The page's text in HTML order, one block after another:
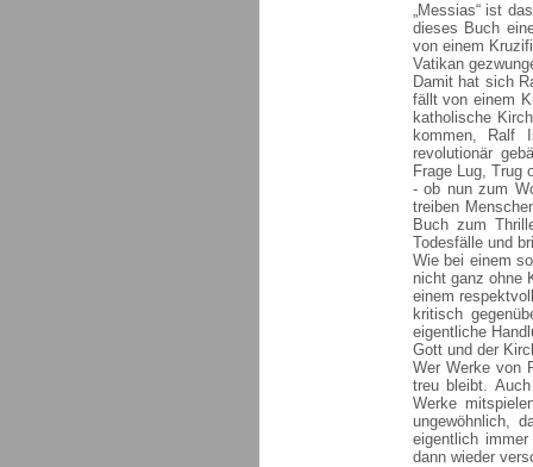
„Messias“ ist
dieses Buch
von einem
Vatikan
Damit hat sich
fällt von einem
katholische
kommen, Ralf
revolutionär
Frage Lug, Trug
- ob nun zum
treiben
Buch zum
Todesfälle und
Wie bei einem
nicht ganz ohne
einem
kritisch
eigentliche
Gott und der
Wer Werke von
treu bleibt.
Werke
ungewöhnlich,
eigentlich
dann wieder